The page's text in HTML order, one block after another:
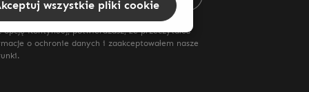
opcję Kontynuuj, potwierdzasz, że przeczytałeś
o ochronie danych i zaakceptowałem nasze
.
wszystkie pliki cookie